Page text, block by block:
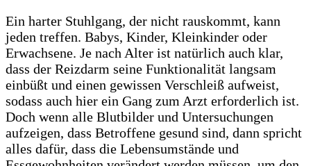
Ein harter Stuhlgang, der nicht rauskommt, kann
jeden treffen. Babys, Kinder, Kleinkinder oder
Erwachsene. Je nach Alter ist natürlich auch klar,
dass der Reizdarm seine Funktionalität langsam
einbüßt und einen gewissen Verschleiß aufweist,
sodass auch hier ein Gang zum Arzt erforderlich ist.
Doch wenn alle Blutbilder und Untersuchungen
aufzeigen, dass Betroffene gesund sind, dann spricht
alles dafür, dass die Lebensumstände und